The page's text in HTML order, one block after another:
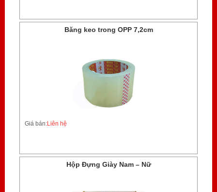
Băng keo trong OPP 7,2cm
Giá bán:Liên hệ
Hộp Đựng Giày Nam – Nữ